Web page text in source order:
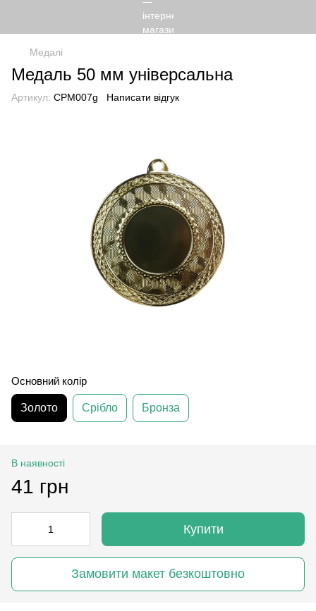
Медалі
Медаль 50 мм універсальна
Артикул: CPM007g Написати відгук
Основний колір
Золото Срібло Бронза
В наявності
41 грн
Купити
Замовити макет безкоштовно